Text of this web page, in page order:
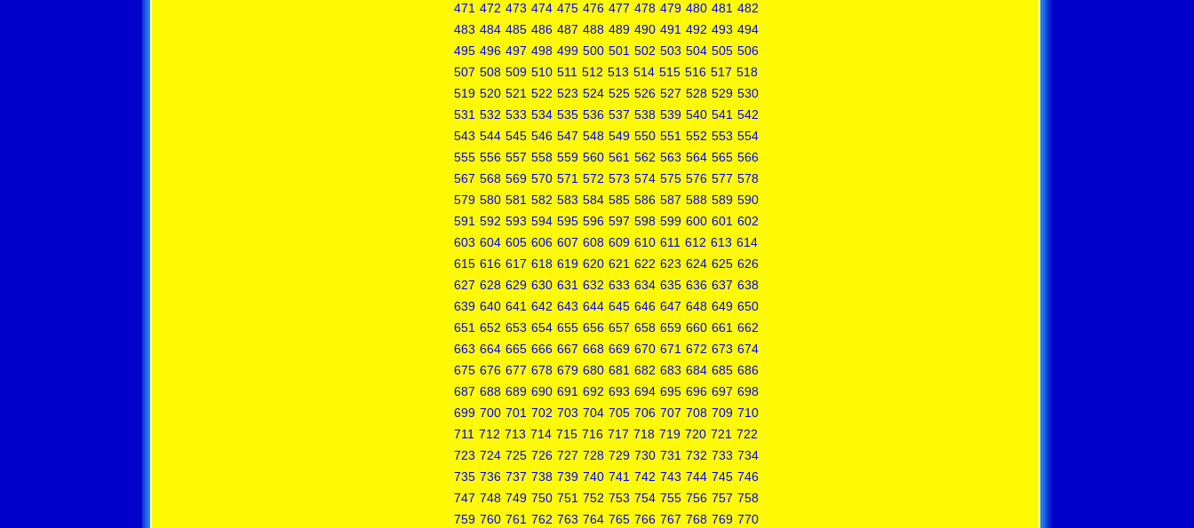
471 472 473 474 475 476 477 478 479 480 481 482
483 484 485 486 487 488 489 490 491 492 493 494
495 496 497 498 499 500 501 502 503 504 505 506
507 508 509 510 511 512 513 514 515 516 517 518
519 520 521 522 523 524 525 526 527 528 529 530
531 532 533 534 535 536 537 538 539 540 541 542
543 544 545 546 547 548 549 550 551 552 553 554
555 556 557 558 559 560 561 562 563 564 565 566
567 568 569 570 571 572 573 574 575 576 577 578
579 580 581 582 583 584 585 586 587 588 589 590
591 592 593 594 595 596 597 598 599 600 601 602
603 604 605 606 607 608 609 610 611 612 613 614
615 616 617 618 619 620 621 622 623 624 625 626
627 628 629 630 631 632 633 634 635 636 637 638
639 640 641 642 643 644 645 646 647 648 649 650
651 652 653 654 655 656 657 658 659 660 661 662
663 664 665 666 667 668 669 670 671 672 673 674
675 676 677 678 679 680 681 682 683 684 685 686
687 688 689 690 691 692 693 694 695 696 697 698
699 700 701 702 703 704 705 706 707 708 709 710
711 712 713 714 715 716 717 718 719 720 721 722
723 724 725 726 727 728 729 730 731 732 733 734
735 736 737 738 739 740 741 742 743 744 745 746
747 748 749 750 751 752 753 754 755 756 757 758
759 760 761 762 763 764 765 766 767 768 769 770